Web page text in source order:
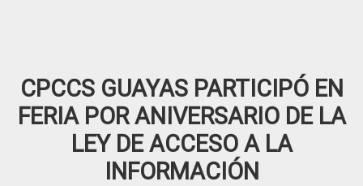
CPCCS GUAYAS PARTICIPÓ EN
FERIA POR ANIVERSARIO DE LA
LEY DE ACCESO A LA
INFORMACIÓN